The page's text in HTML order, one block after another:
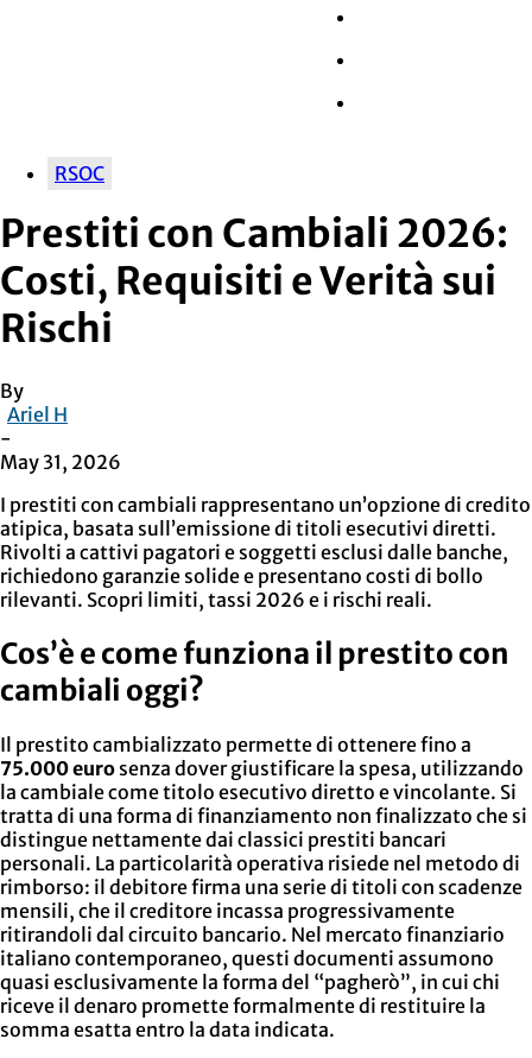
RSOC
Prestiti con Cambiali 2026:
Costi, Requisiti e Verità sui
Rischi
By
Ariel H
-
May 31, 2026
I prestiti con cambiali rappresentano un’opzione di credito
atipica, basata sull’emissione di titoli esecutivi diretti.
Rivolti a cattivi pagatori e soggetti esclusi dalle banche,
richiedono garanzie solide e presentano costi di bollo
rilevanti. Scopri limiti, tassi 2026 e i rischi reali.
Cos’è e come funziona il prestito con
cambiali oggi?
Il prestito cambializzato permette di ottenere fino a
75.000 euro senza dover giustificare la spesa, utilizzando
la cambiale come titolo esecutivo diretto e vincolante. Si
tratta di una forma di finanziamento non finalizzato che si
distingue nettamente dai classici prestiti bancari
personali. La particolarità operativa risiede nel metodo di
rimborso: il debitore firma una serie di titoli con scadenze
mensili, che il creditore incassa progressivamente
ritirandoli dal circuito bancario. Nel mercato finanziario
italiano contemporaneo, questi documenti assumono
quasi esclusivamente la forma del “pagherò”, in cui chi
riceve il denaro promette formalmente di restituire la
somma esatta entro la data indicata.